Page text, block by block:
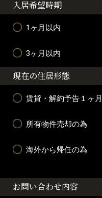
入居希望時期
1ヶ月以内
3ヶ月以内
現在の住居形態
賃貸・解約予告１ヶ月
所有物件売却の為
海外から帰任の為
お問い合わせ内容